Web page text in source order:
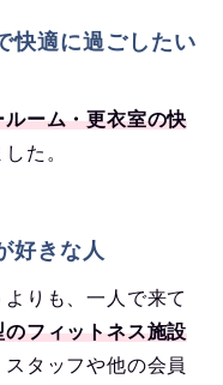
快適に過ごしたい
ーム・更衣室の快
た。
好きな人
りも、一人で来て
のフィットネス施設
スタッフや他の会員